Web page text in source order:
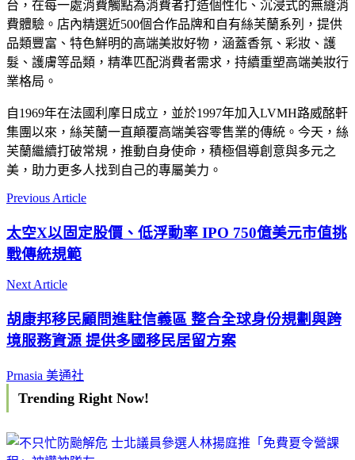
台，在每一處消費觸點為消費者打造個性化、沉浸式的無縫消
費體驗。店內精選近500個合作品牌和自有絲芙蘭系列，提供
品類豐富、特色鮮明的高端美妝好物，涵蓋香氛、彩妝、護
髮、護膚等品類，精準匹配消費者需求，持續重塑高端美妝行
業格局。
自1969年在法國利摩日成立，並於1997年加入LVMH路威酩軒
集團以來，絲芙蘭一直顛覆高端美容零售業的傳統。今天，絲
芙蘭繼續打破常規，推動自身使命，積極倡導創意與多元之
美，助力更多人找到自己的專屬美力。
Previous Article
太空X以固定股價、低浮動率 IPO 750億美元市值挑
戰傳統規範
Next Article
胡康邦移民顧問進駐信義區 整合全球身份規劃與跨
境服務資源 提供多國移民居留方案
Prnasia 美通社
Trending Right Now!